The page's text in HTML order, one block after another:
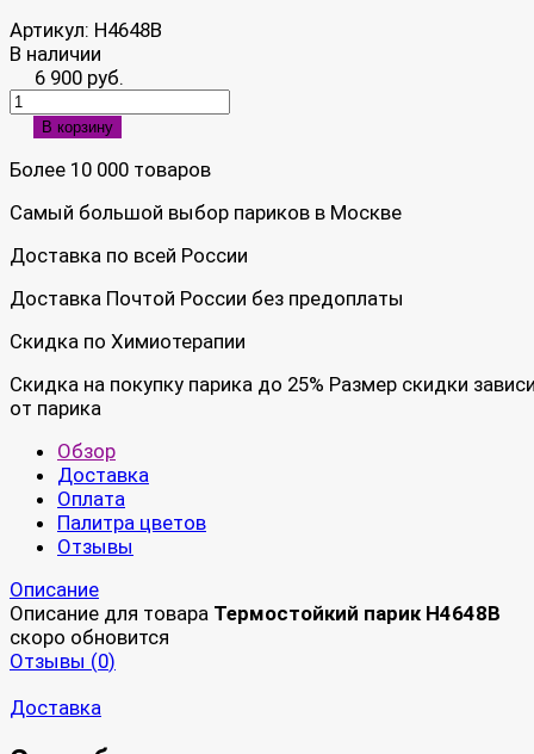
Артикул: H4648B
В наличии
6 900 руб.
В корзину
Более 10 000 товаров
Самый большой выбор париков в Москве
Доставка по всей России
Доставка Почтой России без предоплаты
Скидка по Химиотерапии
Скидка на покупку парика до 25% Размер скидки
от парика
Обзор
Доставка
Оплата
Палитра цветов
Отзывы
Описание
Описание для товара Термостойкий парик H4648B
скоро обновится
Отзывы (0)
Доставка